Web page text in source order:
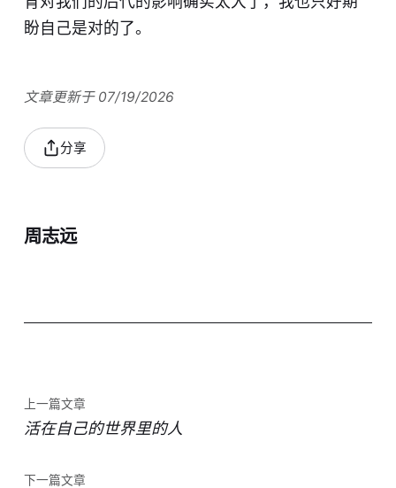
盼自己是对的了。
文章更新于 07/19/2026
分享
周志远
上一篇文章
活在自己的世界里的人
下一篇文章